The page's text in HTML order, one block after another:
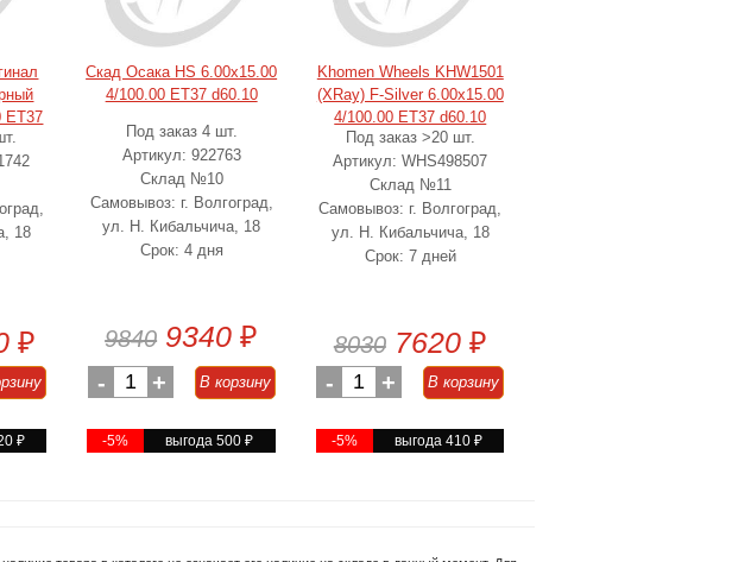
ET37
18
₽
₽
Скад Осака HS 6.00x15.00
4/100.00 ET37 d60.10
Под заказ 4 шт.
Артикул: 922763
Склад №10
Самовывоз: г. Волгоград,
ул. Н. Кибальчича, 18
Срок: 4 дня
9840 9340 ₽
- 1 + В корзину
-5% выгода 500₽
Khomen Wheels KHW1501
(XRay) F-Silver 6.00x15.00
4/100.00 ET37 d60.10
Под заказ >20 шт.
Артикул: WHS498507
Склад №11
Самовывоз: г. Волгоград,
ул. Н. Кибальчича, 18
Срок: 7 дней
8030 7620 ₽
- 1 + В корзину
-5% выгода 410₽